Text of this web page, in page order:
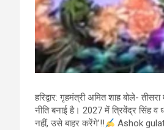
हरिद्वार: गृहमंत्री अमित शाह बोले-
नीति बनाई है। 2027 में त्रिवेंद्र सिंह व
नहीं, उसे बाहर करेंगे’!!
Ashok gulati